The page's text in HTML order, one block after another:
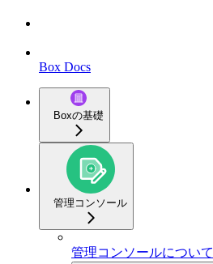
Box Docs
Boxの基礎
管理コンソール
管理コンソールについて